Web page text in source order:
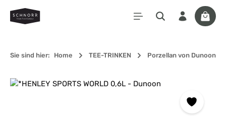
Zum Hauptinhalt springen
Sie sind hier: Home TEE-TRINKEN Porzellan von Dunoon
Bildergalerie überspringen